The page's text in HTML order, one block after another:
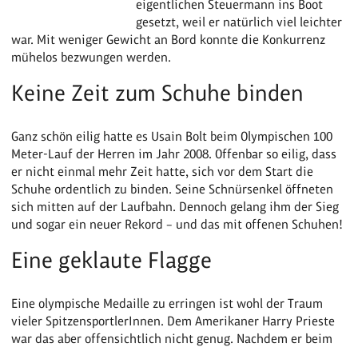
eigentlichen Steuermann ins Boot
gesetzt, weil er natürlich viel leichter
war. Mit weniger Gewicht an Bord konnte die Konkurrenz
mühelos bezwungen werden.
Keine Zeit zum Schuhe binden
Ganz schön eilig hatte es Usain Bolt beim Olympischen 100
Meter-Lauf der Herren im Jahr 2008. Offenbar so eilig, dass
er nicht einmal mehr Zeit hatte, sich vor dem Start die
Schuhe ordentlich zu binden. Seine Schnürsenkel öffneten
sich mitten auf der Laufbahn. Dennoch gelang ihm der Sieg
und sogar ein neuer Rekord – und das mit offenen Schuhen!
Eine geklaute Flagge
Eine olympische Medaille zu erringen ist wohl der Traum
vieler SpitzensportlerInnen. Dem Amerikaner Harry Prieste
war das aber offensichtlich nicht genug. Nachdem er beim